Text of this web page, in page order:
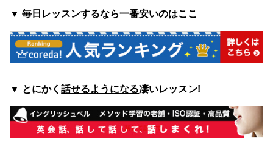
▼毎日レッスンするなら一番安いのはここ
▼ とにかく話せるようになる凄いレッスン!